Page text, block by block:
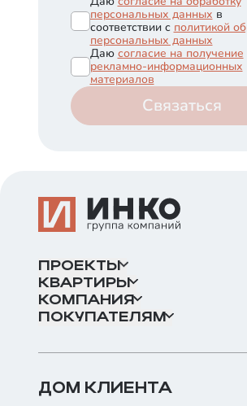
персональных данных в
соответствии с политикой
персональных данных
Даю согласие на получение
рекламно-информационных
материалов
Связаться
ПРОЕКТЫ
КВАРТИРЫ
КОМПАНИЯ
ПОКУПАТЕЛЯМ
ДОМ КЛИЕНТА